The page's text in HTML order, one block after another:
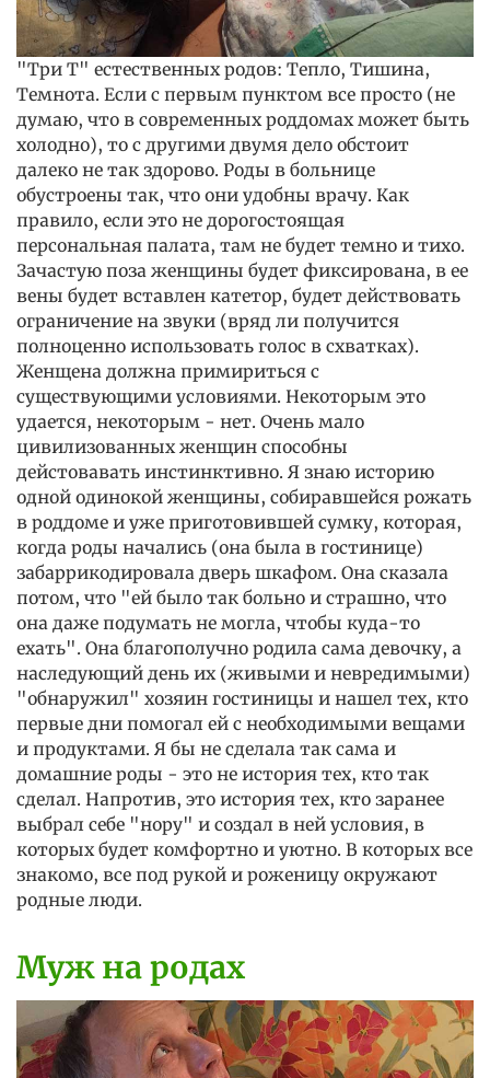
"Три Т" естественных родов: Тепло, Тишина,
Темнота. Если с первым пунктом все просто (не
думаю, что в современных роддомах может быть
холодно), то с другими двумя дело обстоит
далеко не так здорово. Роды в больнице
обустроены так, что они удобны врачу. Как
правило, если это не дорогостоящая
персональная палата, там не будет темно и тихо.
Зачастую поза женщины будет фиксирована, в ее
вены будет вставлен катетор, будет действовать
ограничение на звуки (вряд ли получится
полноценно использовать голос в схватках).
Женщена должна примириться с
существующими условиями. Некоторым это
удается, некоторым - нет. Очень мало
цивилизованных женщин способны
дейстовавать инстинктивно. Я знаю историю
одной одинокой женщины, собиравшейся рожать
в роддоме и уже приготовившей сумку, которая,
когда роды начались (она была в гостинице)
забаррикодировала дверь шкафом. Она сказала
потом, что "ей было так больно и страшно, что
она даже подумать не могла, чтобы куда-то
ехать". Она благополучно родила сама девочку, а
наследующий день их (живыми и невредимыми)
"обнаружил" хозяин гостиницы и нашел тех, кто
первые дни помогал ей с необходимыми вещами
и продуктами. Я бы не сделала так сама и
домашние роды - это не история тех, кто так
сделал. Напротив, это история тех, кто заранее
выбрал себе "нору" и создал в ней условия, в
которых будет комфортно и уютно. В которых все
знакомо, все под рукой и роженицу окружают
родные люди.
Муж на родах